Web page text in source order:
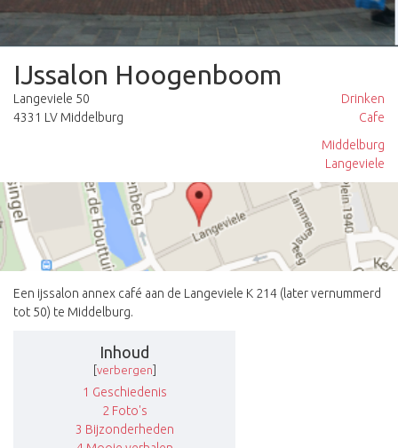
IJssalon Hoogenboom
Langeviele 50
4331 LV Middelburg
Drinken
Cafe
Middelburg
Langeviele
Een ijssalon annex café aan de Langeviele K 214 (later vernummerd
tot 50) te Middelburg.
Inhoud
verbergen
1 Geschiedenis
2 Foto's
3 Bijzonderheden